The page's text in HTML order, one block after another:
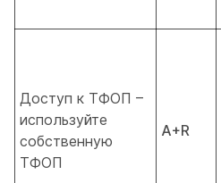
Доступ к ТФОП –
используйте
собственную
ТФОП
A+R